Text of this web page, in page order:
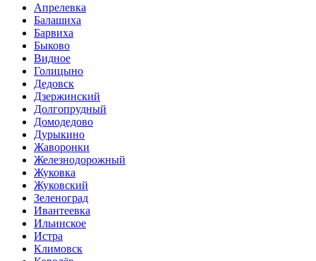
Апрелевка
Балашиха
Барвиха
Быково
Видное
Голицыно
Дедовск
Дзержинский
Долгопрудный
Домодедово
Дурыкино
Жаворонки
Железнодорожный
Жуковка
Жуковский
Зеленоград
Ивантеевка
Ильинское
Истра
Климовск